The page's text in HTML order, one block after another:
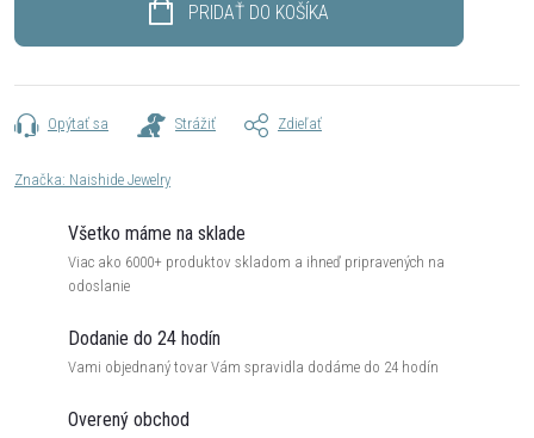
PRIDAŤ DO KOŠÍKA
Opýtať sa Strážiť Zdieľať
Značka: Naishide Jewelry
Všetko máme na sklade
Viac ako 6000+ produktov skladom a ihneď pripravených na
odoslanie
Dodanie do 24 hodín
Vami objednaný tovar Vám spravidla dodáme do 24 hodín
Overený obchod